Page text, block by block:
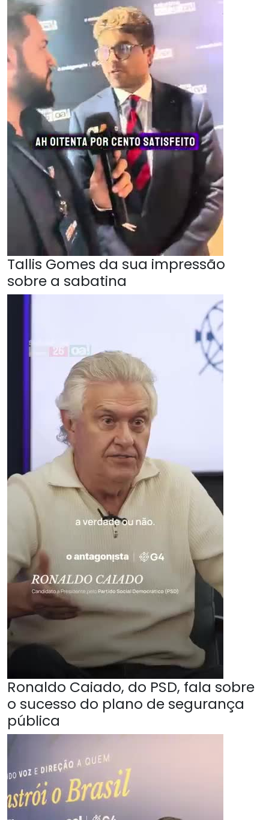
Tallis Gomes da sua impressão
sobre a sabatina
Ronaldo Caiado, do PSD, fala sobre
o sucesso do plano de segurança
pública